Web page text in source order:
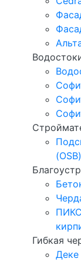
Гибкая
Деке